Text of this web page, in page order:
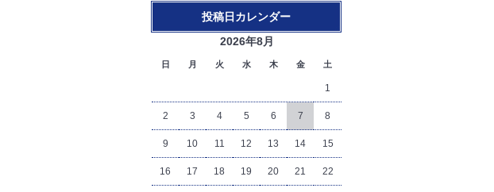
投稿日カレンダー
2026年8月
日 月 火 水 木 金 土
1
2 3 4 5 6 7 8
9 10 11 12 13 14 15
16 17 18 19 20 21 22